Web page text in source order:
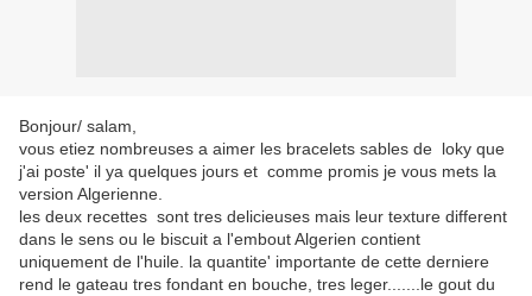
Bonjour/ salam,
vous etiez nombreuses a aimer les bracelets sables de loky que
j'ai poste' il ya quelques jours et comme promis je vous mets la
version Algerienne.
les deux recettes sont tres delicieuses mais leur texture different
dans le sens ou le biscuit a l'embout Algerien contient
uniquement de l'huile. la quantite' importante de cette derniere
rend le gateau tres fondant en bouche, tres leger.......le gout du